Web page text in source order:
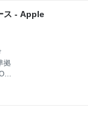
さ
ス - Apple
拠